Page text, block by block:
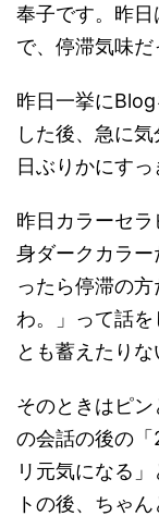
奉子です。昨
で、停滞気味だ
昨日一挙に
した後、急に
日ぶりかにすっ
昨日カラーセ
身ダークカラ
ったら停滞の
わ。」って話
とも蓄えたりな
そのときはピ
の会話の後の
リ元気になる
トの後、ちゃ